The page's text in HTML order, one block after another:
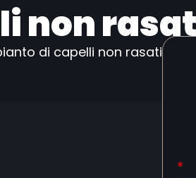
non
di capelli non rasati in
*